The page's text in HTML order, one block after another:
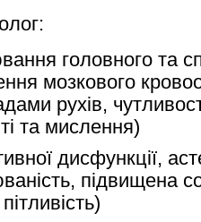
головного та
мозкового
рухів,
та мислення)
дисфункції,
підвищена